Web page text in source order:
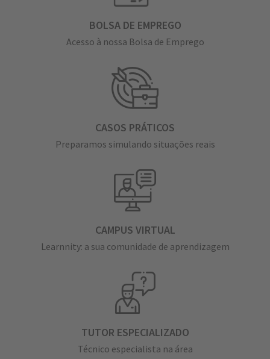
BOLSA DE EMPREGO
Acesso à nossa Bolsa de Emprego
CASOS PRÁTICOS
Preparamos simulando situações reais
CAMPUS VIRTUAL
Learnnity: a sua comunidade de aprendizagem
TUTOR ESPECIALIZADO
Técnico especialista na área